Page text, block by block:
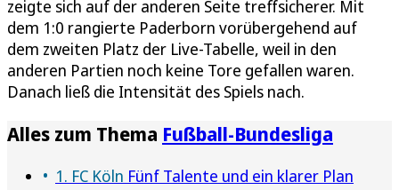
zeigte sich auf der anderen Seite treffsicherer. Mit
dem 1:0 rangierte Paderborn vorübergehend auf
dem zweiten Platz der Live-Tabelle, weil in den
anderen Partien noch keine Tore gefallen waren.
Danach ließ die Intensität des Spiels nach.
Alles zum Thema Fußball-Bundesliga
1. FC Köln Fünf Talente und ein klarer Plan